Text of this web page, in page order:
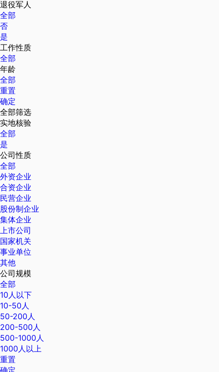
退役军人
全部
否
是
工作性质
全部
年龄
全部
重置
确定
全部筛选
实地核验
全部
是
公司性质
全部
外资企业
合资企业
民营企业
股份制企业
集体企业
上市公司
国家机关
事业单位
其他
公司规模
全部
10人以下
10-50人
50-200人
200-500人
500-1000人
1000人以上
重置
确定